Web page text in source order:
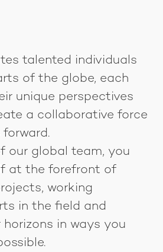
talented individuals
of the globe, each
unique perspectives
a collaborative force
our global team, you
at the forefront of
working
in the field and
in ways you